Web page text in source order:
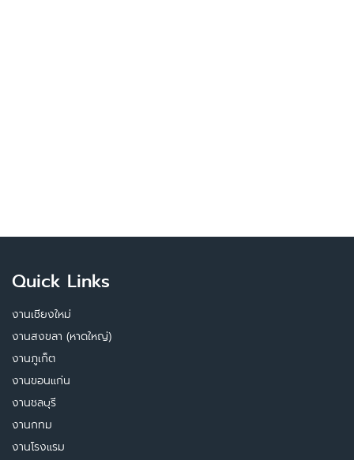
Quick Links
งานเชียงใหม่
งานสงขลา (หาดใหญ่)
งานภูเก็ต
งานขอนแก่น
งานชลบุรี
งานกทม
งานโรงแรม